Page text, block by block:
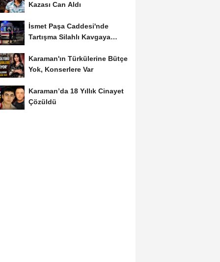
Kazası Can Aldı
İsmet Paşa Caddesi'nde
Tartışma Silahlı Kavgaya
Karaman'ın Türkülerine Bütçe
Yok, Konserlere Var
Karaman’da 18 Yıllık Cinayet
Çözüldü